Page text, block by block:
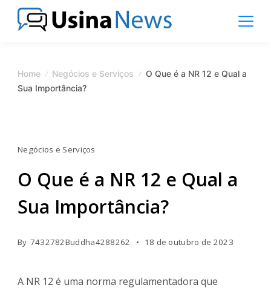
Skip
Magazine
Home Negócios e Serviços
O Que é a NR 12 e Qual a
Sua Importância?
Negócios e Serviços
O Que é a NR 12 e Qual a
Sua Importância?
By 7432782Buddha4288262 18 de outubro de 2023
A NR 12 é uma norma regulamentadora que